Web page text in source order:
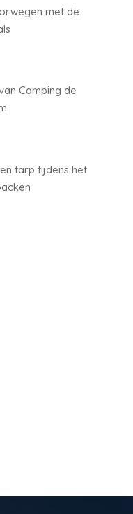
met de
Camping de
tarp tijdens het